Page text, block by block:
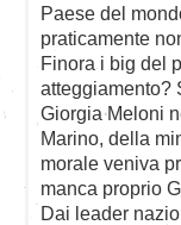
Paese del
praticamente
Finora i big del
atteggiamento?
Giorgia Meloni
Marino, della
morale veniva
manca proprio
Dai leader